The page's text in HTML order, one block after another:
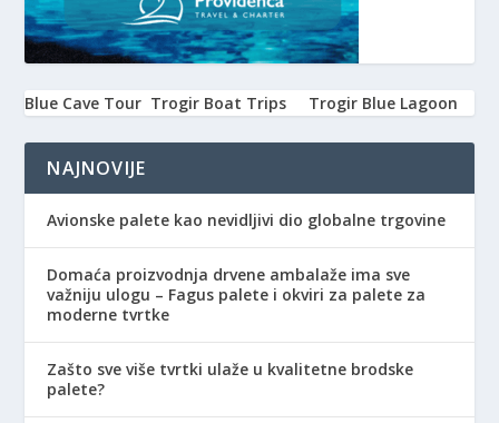
Blue Cave Tour Trogir Boat Trips Trogir Blue Lagoon
NAJNOVIJE
Avionske palete kao nevidljivi dio globalne trgovine
Domaća proizvodnja drvene ambalaže ima sve
važniju ulogu – Fagus palete i okviri za palete za
moderne tvrtke
Zašto sve više tvrtki ulaže u kvalitetne brodske
palete?